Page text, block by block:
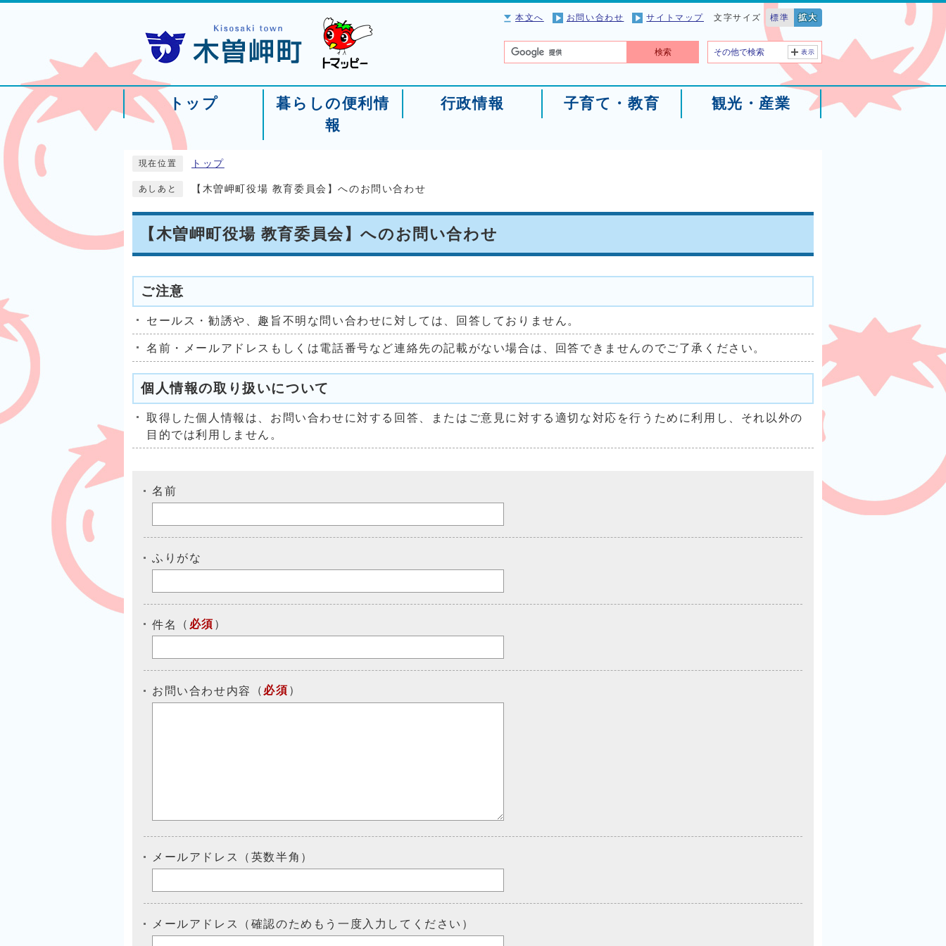
本文へ お問い合わせ サイトマップ 文字サイズ 標準 拡大
検索 その他で検索 表示
トップ
暮らしの便利情
報
行政情報 子育て・教育 観光・産業
現在位置 トップ
あしあと 【木曽岬町役場 教育委員会】へのお問い合わせ
【木曽岬町役場 教育委員会】へのお問い合わせ
ご注意
セールス・勧誘や、趣旨不明な問い合わせに対しては、回答しておりません。
名前・メールアドレスもしくは電話番号など連絡先の記載がない場合は、回答できませんのでご了承ください。
個人情報の取り扱いについて
取得した個人情報は、お問い合わせに対する回答、またはご意見に対する適切な対応を行うために利用し、それ以外の
目的では利用しません。
名前
ふりがな
件名 （ 必須 ）
お問い合わせ内容 （ 必須 ）
メールアドレス（英数半角）
メールアドレス（確認のためもう一度入力してください）